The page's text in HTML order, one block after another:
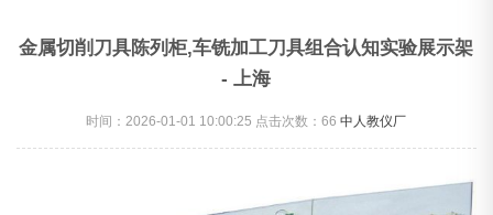
金属切削刀具陈列柜,车铣加工刀具组合认知实验展示架
- 上海
时间：2026-01-01 10:00:25 点击次数：66中人教仪厂